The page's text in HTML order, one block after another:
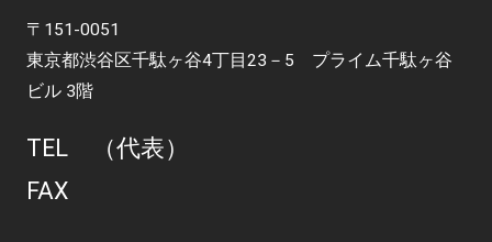
〒151-0051
東京都渋谷区千駄ヶ谷4丁目23－5 プライム千駄ヶ谷
ビル 3階
TEL
（代表）
FAX